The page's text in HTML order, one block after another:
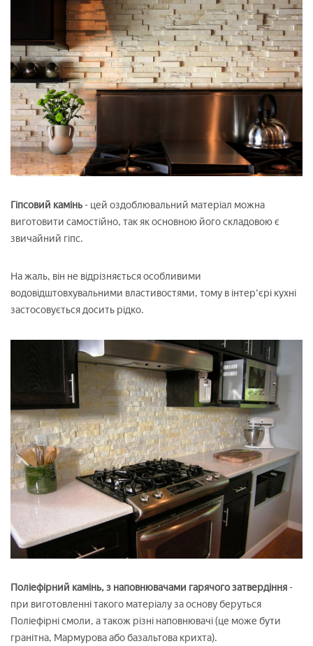
Гіпсовий камінь - цей оздоблювальний матеріал можна
виготовити самостійно, так як основною його складовою є
звичайний гіпс.
На жаль, він не відрізняється особливими
водовідштовхувальними властивостями, тому в інтер'єрі кухні
застосовується досить рідко.
Поліефірний камінь, з наповнювачами гарячого затвердіння -
при виготовленні такого матеріалу за основу беруться
Поліефірні смоли, а також різні наповнювачі (це може бути
гранітна, Мармурова або базальтова крихта).